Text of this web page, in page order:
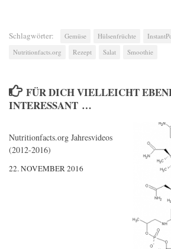
Schlagwörter: Gemüse Hülsenfrüchte
Nutritionfacts.org
Rezept Salat Smoothie
FÜR DICH VIELLEICHT
INTERESSANT …
Nutritionfacts.org Jahresvideos
(2012-2016)
22. NOVEMBER 2016